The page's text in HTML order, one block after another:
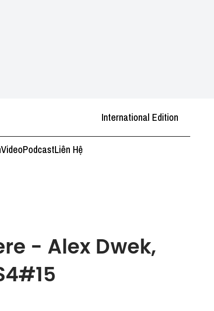
International Edition
VideoPodcastLiên Hệ
- Alex Dwek,